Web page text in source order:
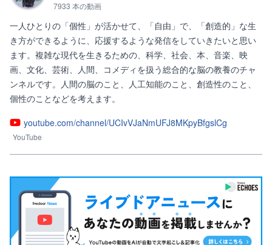
7933 本の動画
一人ひとりの「個性」が活かせて、「自由」で、「創造的」な生
き方ができるように、応援するような発信をしていきたいと思い
ます。複雑な現代を生きるための、科学、社会、本、音楽、映
画、文化、芸術、人間、コメディを扱う総合的な脳の教養のチャ
ンネルです。人間の脳のこと、人工知能のこと、創造性のこと、
youtube.com/channel/UCIvVJaNmUFJ8MKpyBfgslCg
YouTube